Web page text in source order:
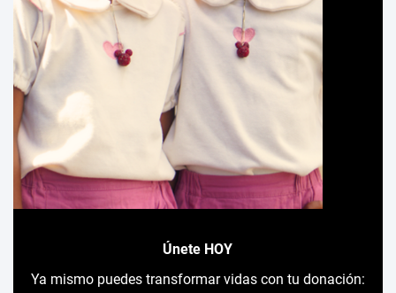
Únete HOY
Ya mismo puedes transformar vidas con tu donación: